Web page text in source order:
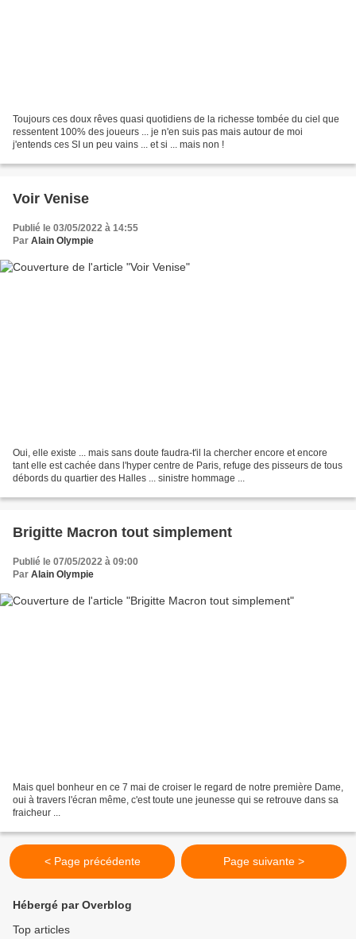
Toujours ces doux rêves quasi quotidiens de la richesse tombée du ciel que
ressentent 100% des joueurs ... je n'en suis pas mais autour de moi
j'entends ces SI un peu vains ... et si ... mais non !
Voir Venise
Publié le 03/05/2022 à 14:55
Par Alain Olympie
Oui, elle existe ... mais sans doute faudra-t'il la chercher encore et encore
tant elle est cachée dans l'hyper centre de Paris, refuge des pisseurs de tous
débords du quartier des Halles ... sinistre hommage ...
Brigitte Macron tout simplement
Publié le 07/05/2022 à 09:00
Par Alain Olympie
Mais quel bonheur en ce 7 mai de croiser le regard de notre première Dame,
oui à travers l'écran même, c'est toute une jeunesse qui se retrouve dans sa
fraicheur ...
< Page précédente Page suivante >
Hébergé par Overblog
Top articles